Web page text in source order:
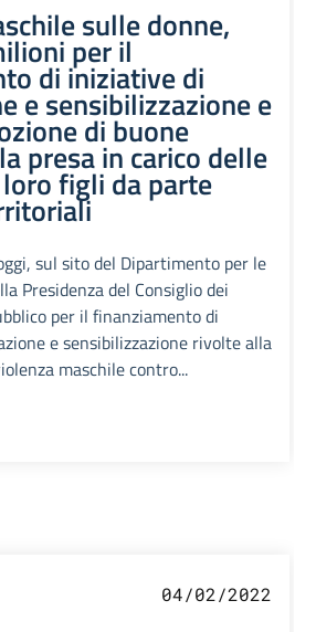
sulle donne,
per il
di iniziative di
e sensibilizzazione e
di buone
presa in carico delle
figli da parte
sul sito del Dipartimento per le
Presidenza del Consiglio dei
per il finanziamento di
e sensibilizzazione rivolte alla
maschile contro...
04/02/2022